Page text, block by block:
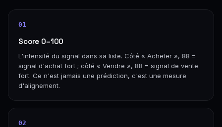
01
Score 0–100
L'intensité du signal dans sa liste. Côté « Acheter », 88 =
signal d'achat fort ; côté « Vendre », 88 = signal de vente
fort. Ce n'est jamais une prédiction, c'est une mesure
d'alignement.
02